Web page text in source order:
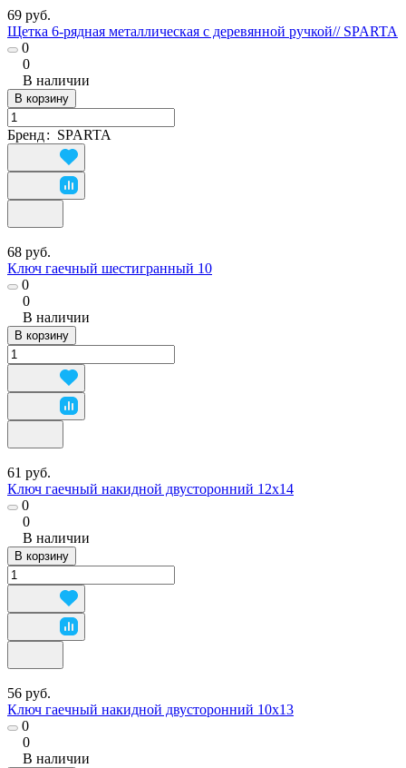
69 руб.
Щетка 6-рядная металлическая с деревянной ручкой// SPARTA
0
0
В наличии
В корзину
Бренд: SPARTA
68 руб.
Ключ гаечный шестигранный 10
0
0
В наличии
В корзину
61 руб.
Ключ гаечный накидной двусторонний 12х14
0
0
В наличии
В корзину
56 руб.
Ключ гаечный накидной двусторонний 10х13
0
0
В наличии